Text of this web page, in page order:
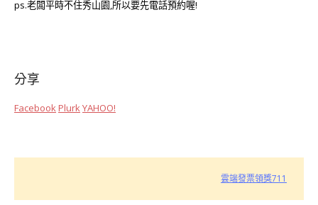
ps.老闆平時不住秀山園,所以要先電話預約喔!
分享
Facebook Plurk YAHOO!
雲端發票領獎711